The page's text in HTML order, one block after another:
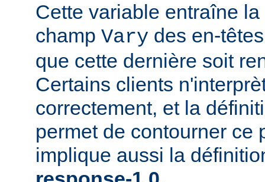
Cette variable entraîne
champ Vary des en-
que cette dernière soit
Certains clients
correctement, et la
permet de contourner ce
implique aussi la